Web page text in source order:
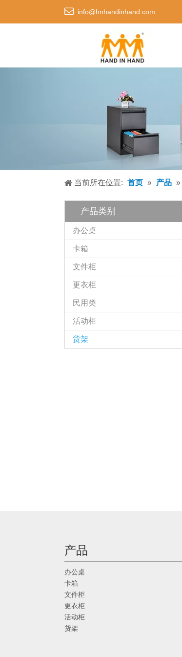
 info@hnhandinhand.com
当前所在位置: 首页 » 产品 »
产品类别
办公桌
卡箱
文件柜
更衣柜
民用类
活动柜
货架
产品
办公桌
卡箱
文件柜
更衣柜
活动柜
货架